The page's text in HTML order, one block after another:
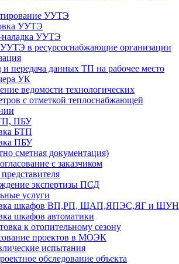
УУТЭ
УУТЭ
наладка УУТЭ
в ресурсоснабжающие организации
передача данных ТП на рабочее место
УК
ведомости технологических
с отметкой теплоснабжающей
ПБУ
БТП
ПБУ
сметная документация)
с заказчиком
экспертизы ПСД
услуги
шкафов ВП,РП, ЩАП,ЯПЭС,ЯГ и ШУН
шкафов автоматики
к отопительному сезону
проектов в МОЭК
испытания
обследование объекта